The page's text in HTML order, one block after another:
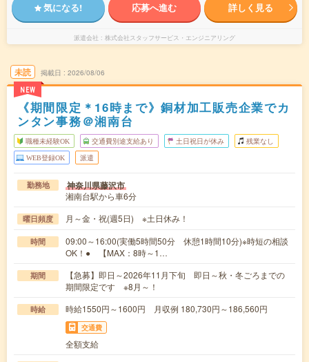
気になる! 応募へ進む 詳しく見る
派遣会社 株式会社スタッフサービス・エンジニアリング
未読
NEW
掲載日 2026/08/06
《期間限定＊16時まで》銅材加工販売企業でカ
ンタン事務＠湘南台
職種未経験OK 交通費別途支給あり 土日祝日が休み 残業なし
WEB登録OK 派遣
勤務地 神奈川県藤沢市
湘南台駅から車6分
曜日頻度 月～金・祝(週5日) ※土日休み！
時間
09:00～16:00(実働5時間50分 休憩1時間10分)※時短の相談
OK！● 【MAX：8時～1…
期間
【急募】即日～2026年11月下旬 即日～秋・冬ごろまでの
期間限定です ※8月～！
時給 時給1550円～1600円 月収例 180,730円～186,560円
交通費
全額支給